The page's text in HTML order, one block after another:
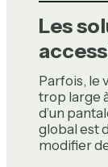
Les
Parfois, le
trop large
d’un
global est
modifier